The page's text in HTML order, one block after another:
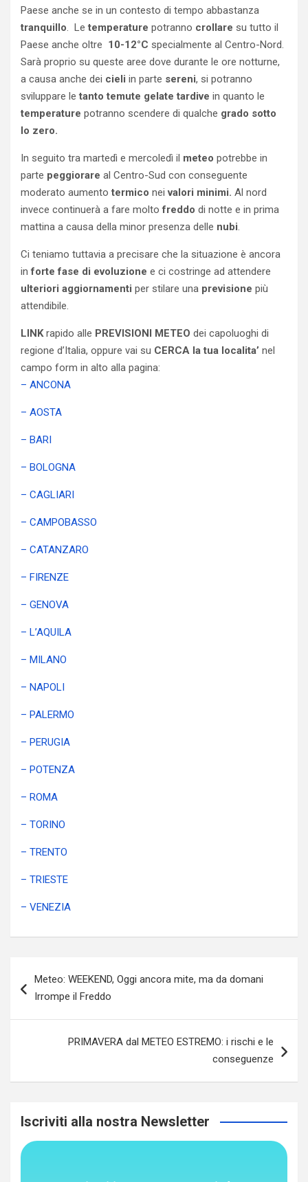
Paese anche se in un contesto di tempo abbastanza
tranquillo. Letemperature potranno crollare su tutto il
Paese anche oltre 10-12°C specialmente al Centro-Nord.
Sarà proprio su queste aree dove durante le ore notturne,
a causa anche dei cieli in parte sereni, si potranno
sviluppare letanto temute gelate tardive in quanto le
temperature potranno scendere di qualche grado sotto
lo zero.
In seguito tra martedì e mercoledì il meteo potrebbe in
parte peggiorare al Centro-Sud con conseguente
moderato aumentotermico neivalori minimi. Al nord
invece continuerà a fare moltofreddo di notte e in prima
mattina a causa della minor presenza delle nubi.
Ci teniamo tuttavia a precisare che la situazione è ancora
in forte fase di evoluzione e ci costringe ad attendere
ulteriori aggiornamenti per stilare una previsione più
attendibile.
LINKrapido alle PREVISIONI METEO dei capoluoghi di
regione d’Italia, oppure vai su CERCA la tua localita’ nel
campo form in alto alla pagina:
– ANCONA
– AOSTA
– BARI
– BOLOGNA
– CAGLIARI
– CAMPOBASSO
– CATANZARO
– FIRENZE
– GENOVA
– L’AQUILA
– MILANO
– NAPOLI
– PALERMO
– PERUGIA
– POTENZA
– ROMA
– TORINO
– TRENTO
– TRIESTE
– VENEZIA
articoli
Meteo: WEEKEND, Oggi ancora mite, ma da domani
Irrompe il Freddo
PRIMAVERA dal METEO ESTREMO: i rischi e le
conseguenze
Iscriviti alla nostra Newsletter